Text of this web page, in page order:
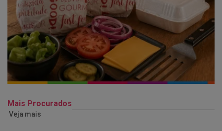
Mais Procurados
Veja mais